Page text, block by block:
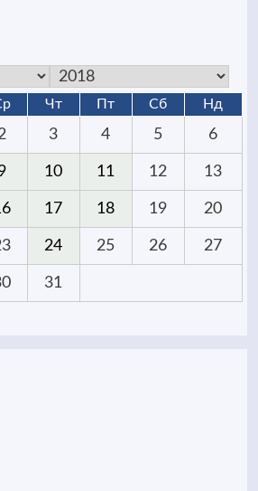
Чт Пт Сб Нд
3 4 5 6
10 11 12 13
17 18 19 20
24 25 26 27
31